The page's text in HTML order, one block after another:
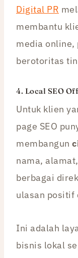
Digital PR
membantu
media online,
berotoritas
4. Local SEO
Untuk klien
page SEO
membangun
nama,
berbagai
ulasan positif
Ini adalah
bisnis lokal